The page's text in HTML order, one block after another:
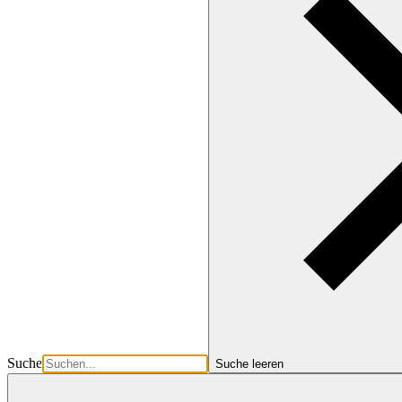
Suche Suche leeren